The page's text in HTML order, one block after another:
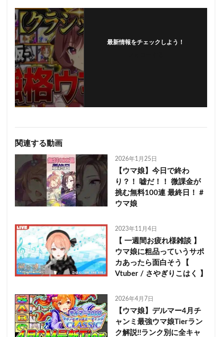
最新情報をチェックしよう！
関連する動画
2026年1月25日
【ウマ娘】今日で終わ
り？！ 嘘だ！！ 微課金が
挑む無料100連 最終日！ #
ウマ娘
2023年11月4日
【 一週間お疲れ様雑談 】
ウマ娘に粗品っていうサポ
カあったら面白そう【
Vtuber / さやぎりこはく 】
2026年4月7日
【ウマ娘】デルマー4月チ
ャンミ最強ウマ娘Tierラン
ク解説!!ランク別に全キャ